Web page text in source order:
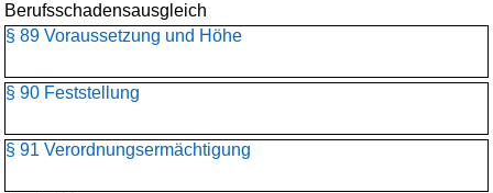
Berufsschadensausgleich
§ 89 Voraussetzung und Höhe
§ 90 Feststellung
§ 91 Verordnungsermächtigung